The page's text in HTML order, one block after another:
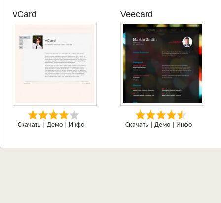
vCard
Скачать Демо Инфо
Veecard
Скачать Демо Инфо